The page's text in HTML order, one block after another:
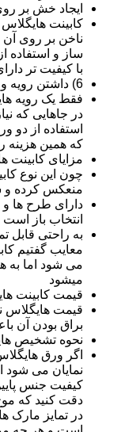
ایجاد خش بر
کابینت
ناخن بر روی آن
ساز و
با کیفیت تر
6) داشتن رویه ورق یک طرفه
فقط یک رویه
در جاهایی که
استفاده از دو
که همین هزینه
مزایای کابینت
چون این نوع
منعکس کرده و
دارای طرح ها
انتخاب باز است
به راحتی
معایب گفتیم
می شود اما به
میشود
قیمت کابینت
قیمت هایگلاس
براق بودن آن
نحوه تشخیص
اگر ورق
نمایان می شود
کیفیت جنس
دقت کنید که
در تمایز مارک